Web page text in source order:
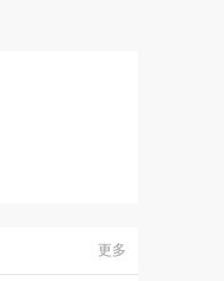
更多